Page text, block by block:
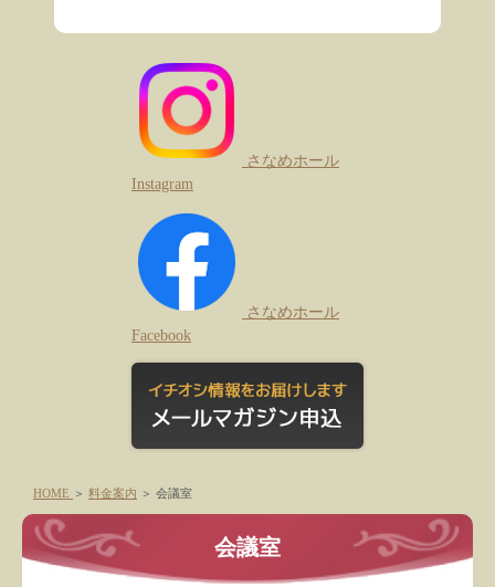
さなめホール
Instagram
さなめホール
Facebook
HOME ＞ 料金案内 ＞ 会議室
会議室